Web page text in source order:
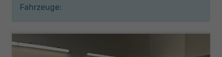
Fahrzeuge: